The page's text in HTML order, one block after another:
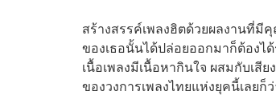
สร้างสรรค์เพลงฮิตด้วยผลงานที่
ของเธอนั้นได้ปล่อยออกมาก็ต้องไ
เนื้อเพลงมีเนื้อหากินใจ ผสมกับเสี
ของวงการเพลงไทยแห่งยุคนี้เลยก็